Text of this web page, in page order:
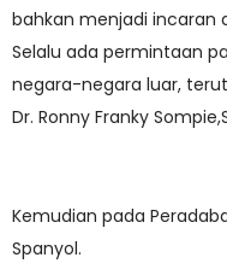
bahkan menjadi incaran
Selalu ada permintaan
negara-negara luar,
Dr. Ronny Franky
Kemudian pada
Spanyol.